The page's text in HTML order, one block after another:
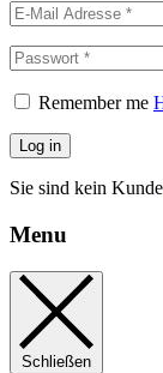
Remember me
Log in
Sie sind kein
Menu
Schließen